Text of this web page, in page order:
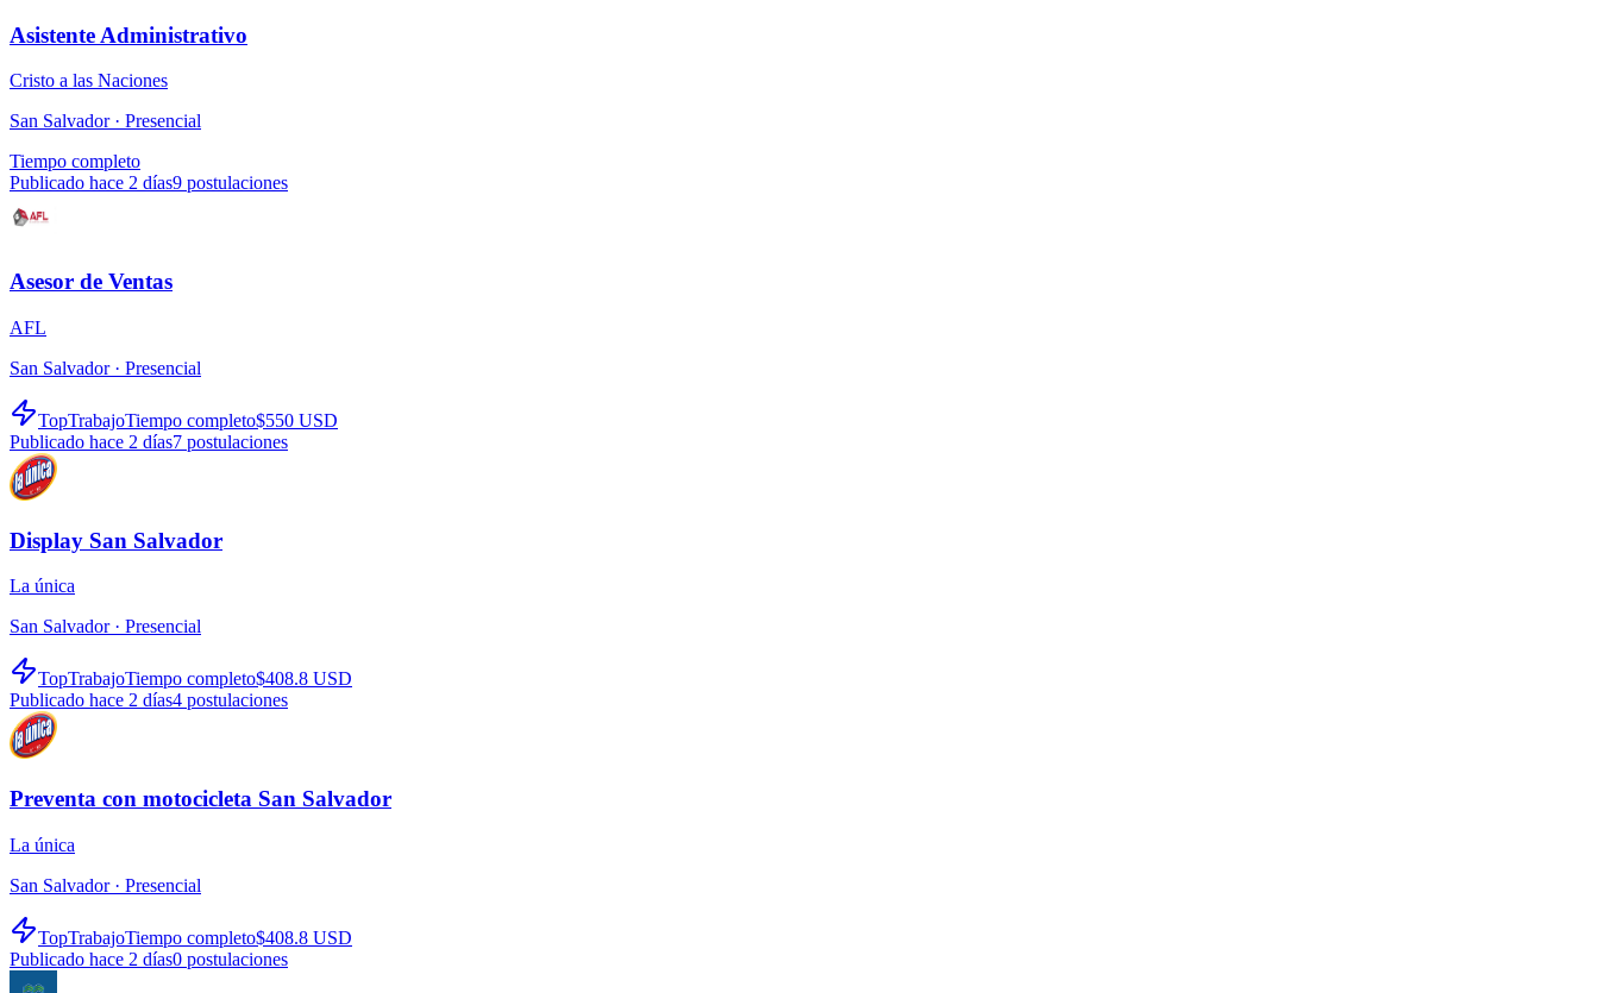
Asistente Administrativo
Cristo a las Naciones
San Salvador · Presencial
Tiempo completo
Publicado hace 2 días9 postulaciones
Asesor de Ventas
AFL
San Salvador · Presencial
TopTrabajoTiempo completo$550 USD
Publicado hace 2 días7 postulaciones
Display San Salvador
La única
San Salvador · Presencial
TopTrabajoTiempo completo$408.8 USD
Publicado hace 2 días4 postulaciones
Preventa con motocicleta San Salvador
La única
San Salvador · Presencial
TopTrabajoTiempo completo$408.8 USD
Publicado hace 2 días0 postulaciones